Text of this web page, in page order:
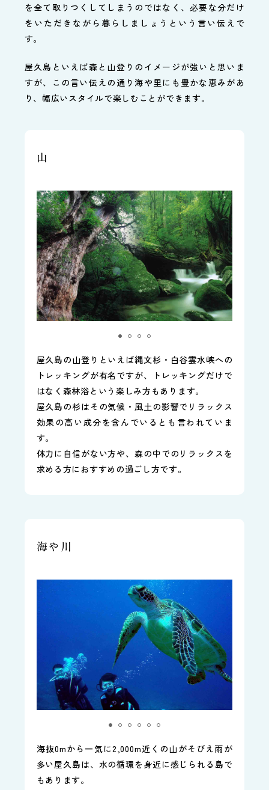
を全て取りつくしてしまうのではなく、必要な分だけ
をいただきながら暮らしましょうという言い伝えで
す。
屋久島といえば森と山登りのイメージが強いと思いま
すが、この言い伝えの通り海や里にも豊かな恵みがあ
り、幅広いスタイルで楽しむことができます。
山
屋久島の山登りといえば縄文杉・白谷雲水峡への
トレッキングが有名ですが、トレッキングだけで
はなく森林浴という楽しみ方もあります。
屋久島の杉はその気候・風土の影響でリラックス
効果の高い成分を含んでいるとも言われていま
す。
体力に自信がない方や、森の中でのリラックスを
求める方におすすめの過ごし方です。
海や川
海抜0mから一気に2,000m近くの山がそびえ雨が
多い屋久島は、水の循環を身近に感じられる島で
もあります。